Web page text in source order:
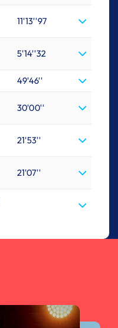
11'13''97
5'14''32
49'46''
30'00''
21'53''
21'07''